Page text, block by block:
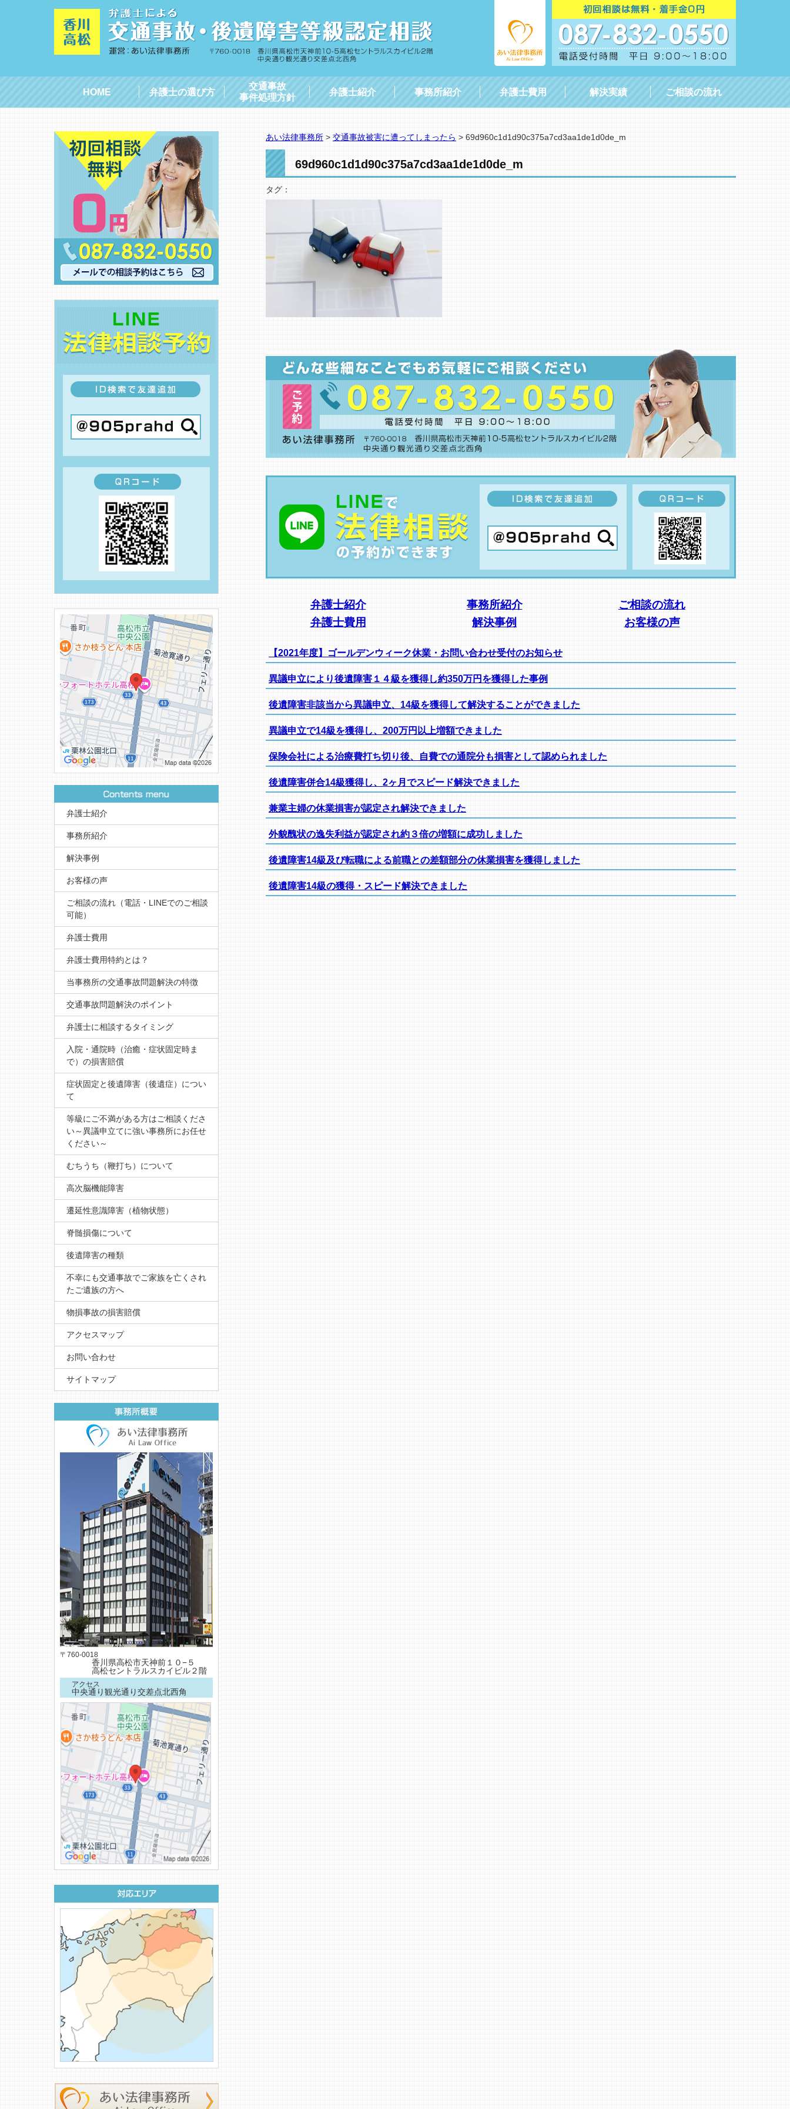
HOME 弁護士の選び方
交通事故
事件処理方針
弁護士紹介 事務所紹介 弁護士費用 解決実績 ご相談の流れ
あい法律事務所 > 交通事故被害に遭ってしまったら > 69d960c1d1d90c375a7cd3aa1de1d0de_m
69d960c1d1d90c375a7cd3aa1de1d0de_m
タグ：
弁護士紹介 事務所紹介
ご相談の流れ
弁護士費用
解決事例 お客様の声
【2021年度】ゴールデンウィーク休業・お問い合わせ受付のお知らせ
異議申立により後遺障害１４級を獲得し約350万円を獲得した事例
後遺障害非該当から異議申立、14級を獲得して解決することができました
異議申立で14級を獲得し、200万円以上増額できました
保険会社による治療費打ち切り後、自費での通院分も損害として認められました
後遺障害併合14級獲得し、2ヶ月でスピード解決できました
兼業主婦の休業損害が認定され解決できました
外貌醜状の逸失利益が認定され約３倍の増額に成功しました
後遺障害14級及び転職による前職との差額部分の休業損害を獲得しました
後遺障害14級の獲得・スピード解決できました
弁護士紹介
事務所紹介
解決事例
お客様の声
ご相談の流れ（電話・LINEでのご相談
可能）
弁護士費用
弁護士費用特約とは？
当事務所の交通事故問題解決の特徴
交通事故問題解決のポイント
弁護士に相談するタイミング
入院・通院時（治癒・症状固定時ま
で）の損害賠償
症状固定と後遺障害（後遺症）につい
て
等級にご不満がある方はご相談くださ
い～異議申立てに強い事務所にお任せ
ください～
むちうち（鞭打ち）について
高次脳機能障害
遷延性意識障害（植物状態）
脊髄損傷について
後遺障害の種類
不幸にも交通事故でご家族を亡くされ
たご遺族の方へ
物損事故の損害賠償
アクセスマップ
お問い合わせ
サイトマップ
〒760-0018
香川県高松市天神前１０−５
高松セントラルスカイビル２階
アクセス
中央通り観光通り交差点北西角